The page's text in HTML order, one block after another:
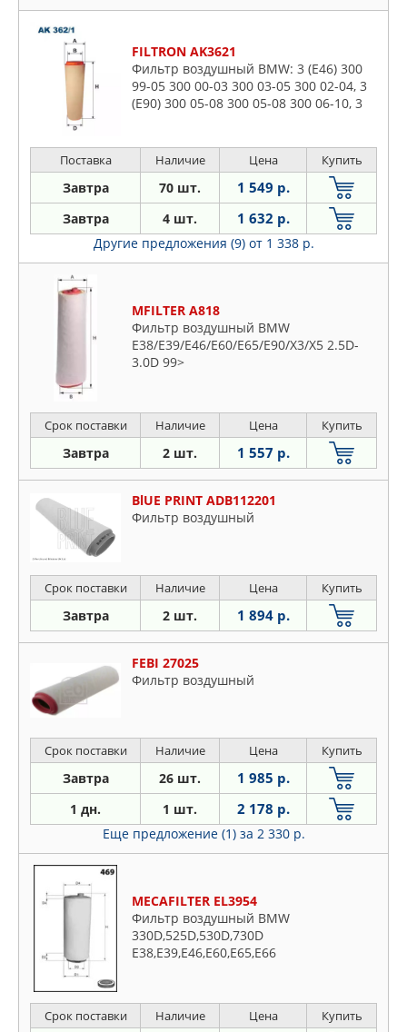
FILTRON AK3621
Фильтр воздушный BMW: 3 (E46) 300
99-05 300 00-03 300 03-05 300 02-04, 3
(E90) 300 05-08 300 05-08 300 06-10, 3
Поставка Наличие Цена Купить
Завтра 70 шт. 1 549 р.
Завтра 4 шт. 1 632 р.
Другие предложения (9) от 1 338 р.
MFILTER A818
Фильтр воздушный BMW
E38/E39/E46/E60/E65/E90/X3/X5 2.5D-
3.0D 99>
Срок поставки Наличие Цена Купить
Завтра 2 шт. 1 557 р.
BlUE PRINT ADB112201
Фильтр воздушный
Срок поставки Наличие Цена Купить
Завтра 2 шт. 1 894 р.
FEBI 27025
Фильтр воздушный
Срок поставки Наличие Цена Купить
Завтра 26 шт. 1 985 р.
1 дн. 1 шт. 2 178 р.
Еще предложение (1) за 2 330 р.
MECAFILTER EL3954
Фильтр воздушный BMW
330D,525D,530D,730D
E38,E39,E46,E60,E65,E66
Срок поставки Наличие Цена Купить